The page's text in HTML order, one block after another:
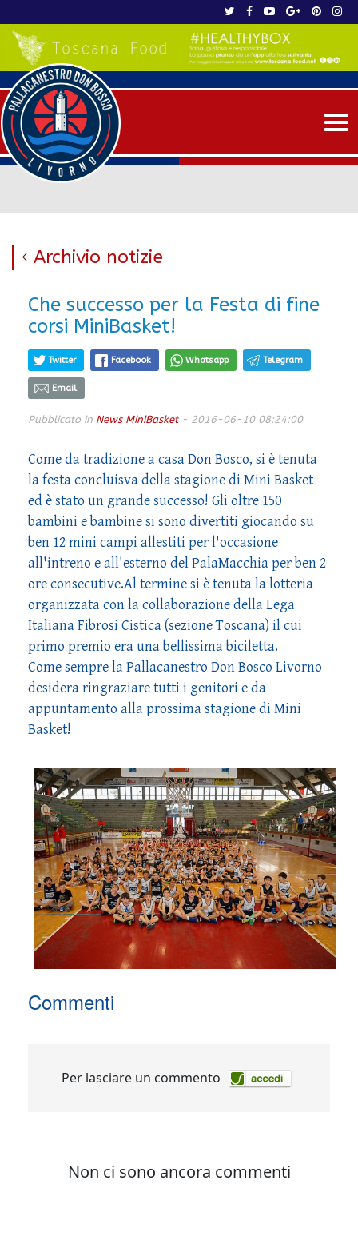
Archivio notizie
Che successo per la Festa di fine
corsi MiniBasket!
Twitter Facebook Whatsapp Telegram
Email
Pubblicato in News MiniBasket- 2016-06-10 08:24:00
Come da tradizione a casa Don Bosco, si è tenuta
la festa concluisva della stagione di Mini Basket
ed è stato un grande successo! Gli oltre 150
bambini e bambine si sono divertiti giocando su
ben 12 mini campi allestiti per l'occasione
all'intreno e all'esterno del PalaMacchia per ben 2
ore consecutive.Al termine si è tenuta la lotteria
organizzata con la collaborazione della Lega
Italiana Fibrosi Cistica (sezione Toscana) il cui
primo premio era una bellissima biciletta.
Come sempre la Pallacanestro Don Bosco Livorno
desidera ringraziare tutti i genitori e da
appuntamento alla prossima stagione di Mini
Basket!
Commenti